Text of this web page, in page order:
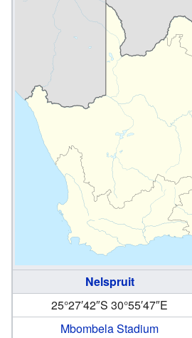
Nelspruit
25°27′42″S 30°55′47″E
Mbombela Stadium